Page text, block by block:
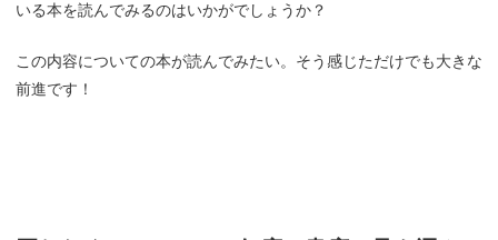
いる本を読んでみるのはいかがでしょうか？
この内容についての本が読んでみたい。そう感じただけでも大きな
前進です！